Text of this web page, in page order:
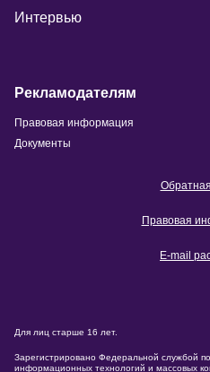
Интервью
Правовая
E-mail
Рекламодателям
Правовая информация
Документы
Для лиц старше 16 лет.
Зарегистрировано Федеральной службой
информационных технологий и массовых